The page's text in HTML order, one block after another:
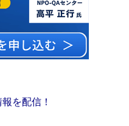
を配信！